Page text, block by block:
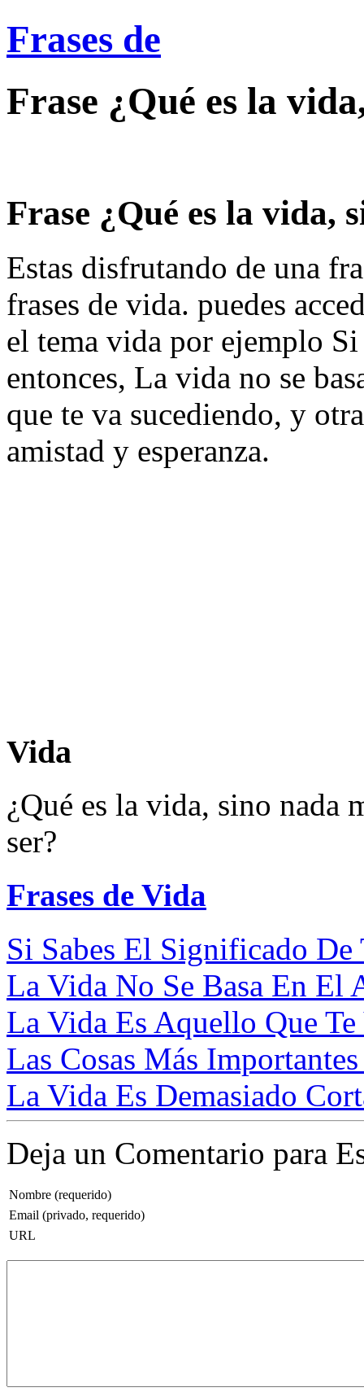
Frases de
Frase ¿Qué es la
Frase ¿Qué es la vida,
Estas disfrutando de una
frases de vida. puedes
el tema vida por ejemplo
entonces, La vida no se
que te va sucediendo, y
amistad y esperanza.
Vida
¿Qué es la vida, sino nada
ser?
Frases de Vida
Si Sabes El Significado
La Vida No Se Basa En El
La Vida Es Aquello Que
Las Cosas Más
La Vida Es Demasiado
Deja un Comentario para
Nombre (requerido)
Email (privado, requerido)
URL